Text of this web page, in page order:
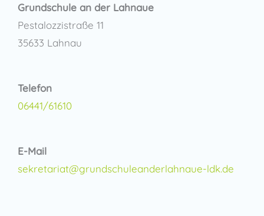
Grundschule an der Lahnaue
Pestalozzistraße 11
35633 Lahnau
Telefon
06441/61610
E-Mail
sekretariat@grundschuleanderlahnaue-ldk.de